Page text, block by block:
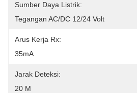
Sumber Daya Listrik:
Tegangan AC/DC 12/24 Volt
Arus Kerja Rx:
35mA
Jarak Deteksi:
20 M